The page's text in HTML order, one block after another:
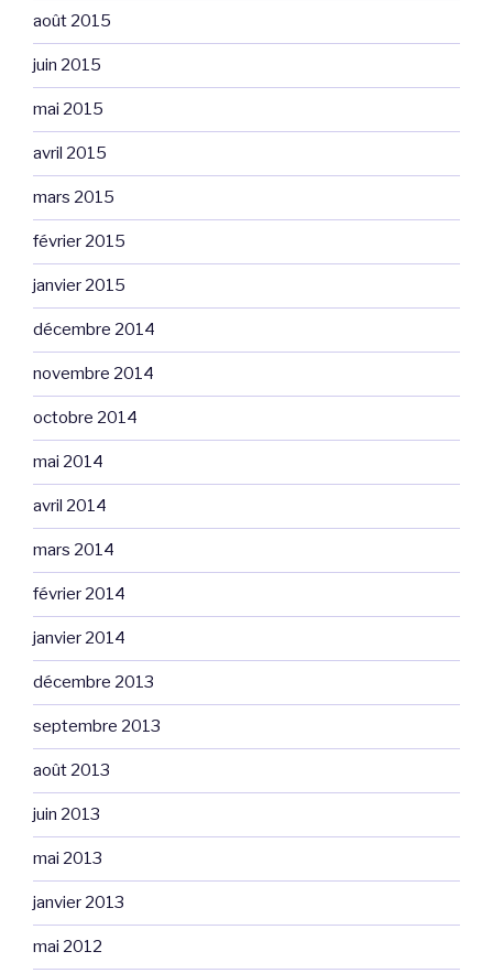
août 2015
juin 2015
mai 2015
avril 2015
mars 2015
février 2015
janvier 2015
décembre 2014
novembre 2014
octobre 2014
mai 2014
avril 2014
mars 2014
février 2014
janvier 2014
décembre 2013
septembre 2013
août 2013
juin 2013
mai 2013
janvier 2013
mai 2012